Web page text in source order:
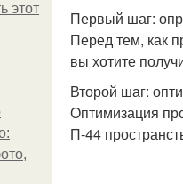
этот
Первый шаг:
Перед тем, как
вы хотите
Второй шаг:
Оптимизация
П-44